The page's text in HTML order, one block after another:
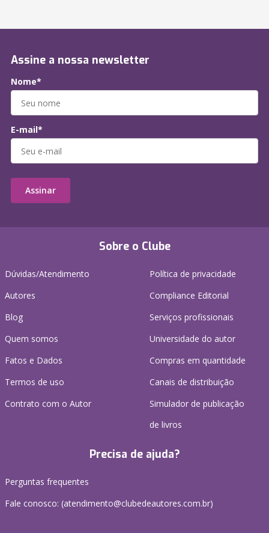
Sobre o Clube
Dúvidas/Atendimento
Autores
Blog
Quem somos
Fatos e Dados
Termos de uso
Contrato com o Autor
Política de privacidade
Compliance Editorial
Serviços profissionais
Universidade do autor
Compras em quantidade
Canais de distribuição
Simulador de publicação
de livros
Precisa de ajuda?
Perguntas frequentes
Fale conosco: (atendimento@clubedeautores.com.br)
Assine a nossa newsletter
Nome*
E-mail*
Assinar